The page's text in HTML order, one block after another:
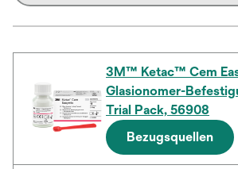
3M™ Ketac™ Cem
Glasionomer-
Trial Pack, 56908
Bezugsquellen